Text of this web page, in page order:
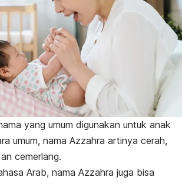
yang umum digunakan untuk anak
umum, nama Azzahra artinya cerah,
cemerlang.
Arab, nama Azzahra juga bisa